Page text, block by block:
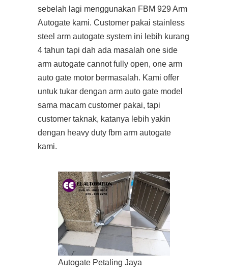
sebelah lagi menggunakan FBM 929 Arm
Autogate kami. Customer pakai stainless
steel arm autogate system ini lebih kurang
4 tahun tapi dah ada masalah one side
arm autogate cannot fully open, one arm
auto gate motor bermasalah. Kami offer
untuk tukar dengan arm auto gate model
sama macam customer pakai, tapi
customer taknak, katanya lebih yakin
dengan heavy duty fbm arm autogate
kami.
Autogate Petaling Jaya